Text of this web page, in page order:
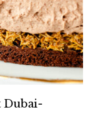
Dubai-